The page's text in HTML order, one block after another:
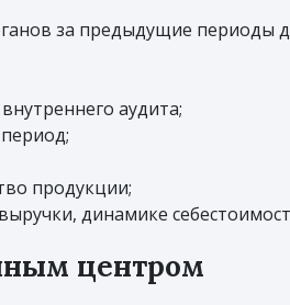
за предыдущие периоды
аудита;
продукции;
динамике
центром